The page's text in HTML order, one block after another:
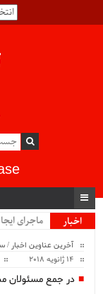
اخبار
ماجرای
آخرین عناوین اخبار /
14 ژانویه 2018
در جمع مسئولان